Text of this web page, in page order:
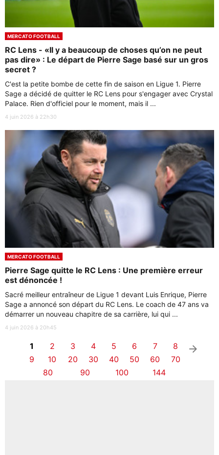
MERCATO FOOTBALL
RC Lens - «Il y a beaucoup de choses qu’on ne peut
pas dire» : Le départ de Pierre Sage basé sur un gros
secret ?
C'est la petite bombe de cette fin de saison en Ligue 1. Pierre
Sage a décidé de quitter le RC Lens pour s'engager avec Crystal
Palace. Rien d'officiel pour le moment, mais il ...
4 juin 2026 à 22h30
MERCATO FOOTBALL
Pierre Sage quitte le RC Lens : Une première erreur
est dénoncée !
Sacré meilleur entraîneur de Ligue 1 devant Luis Enrique, Pierre
Sage a annoncé son départ du RC Lens. Le coach de 47 ans va
démarrer un nouveau chapitre de sa carrière, lui qui ...
4 juin 2026 à 20h45
1 2 3 4 5 6 7
8
9
10 20 30 40 50 60
70
80
90 100 144
arrow_right